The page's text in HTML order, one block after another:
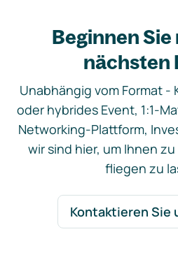
Beginnen
nächsten
Unabhängig vom Format -
oder hybrides Event, 1:1-
Networking-Plattform,
wir sind hier, um Ihnen
fliegen zu
Kontaktieren Sie